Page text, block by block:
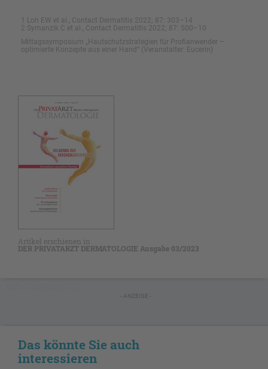
1 Loh EW et al., Contact Dermatitis 2022; 87: 303–14
2 Symanzik C et al., Contact Dermatitis 2022; 87: 500–10
Mittagssymposium „Hautschutzstrategien für Profianwender –
optimierte Konzepte aus einer Hand“ (Veranstalter: Eucerin)
Artikel erschienen in
DER PRIVATARZT DERMATOLOGIE Ausgabe 03/2023
- ANZEIGE -
Das könnte Sie auch
interessieren